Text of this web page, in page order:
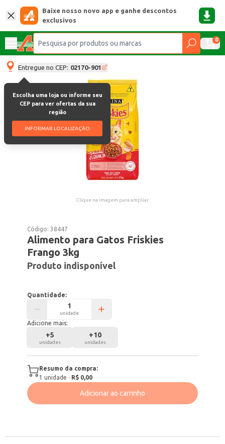
Baixe nosso novo app e ganhe descontos
exclusivos
0
Entregue no CEP: 02170-901
Escolha uma loja ou informe seu
CEP para ver ofertas da sua
região
INFORMAR LOCALIZAÇÃO
Clique na imagem para ampliar.
Código:38447
Alimento para Gatos Friskies
Frango 3kg
Produto indisponível
Quantidade:
unidade
Adicione mais:
+5
unidades
+10
unidades
Resumo da compra:
1 unidade · R$ 0,00
Adicionar ao carrinho